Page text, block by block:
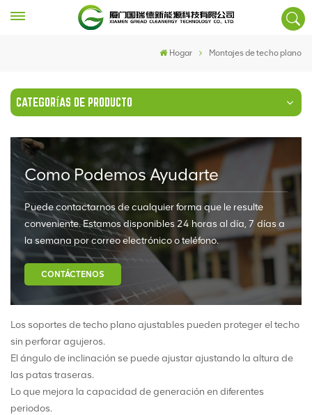
Hogar Montajes de techo plano
CATEGORÍAS DE PRODUCTO
Como Podemos Ayudarte
Puede contactarnos de cualquier forma que le resulte
conveniente. Estamos disponibles 24 horas al día, 7 días a
la semana por correo electrónico o teléfono.
CONTÁCTENOS
Los soportes de techo plano ajustables pueden proteger el techo
sin perforar agujeros.
El ángulo de inclinación se puede ajustar ajustando la altura de
las patas traseras.
Lo que mejora la capacidad de generación en diferentes
periodos.